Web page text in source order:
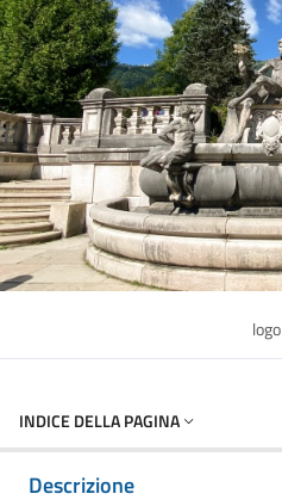
logo
INDICE DELLA PAGINA
Descrizione